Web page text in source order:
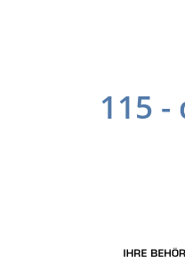
115